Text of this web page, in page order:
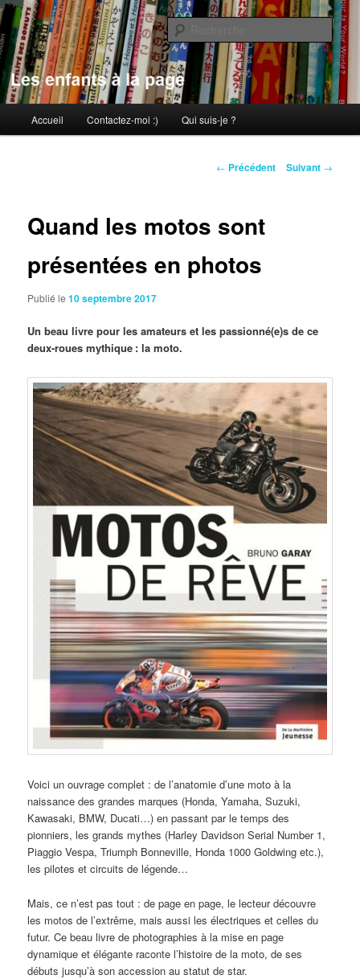
Aller
au
contenu
principalLes enfants à la page
principal
Accueil Contactez-moi :) Qui suis-je ?
Navigation
← Précédent Suivant →
Quand les motos sont
présentées en photos
Publié le10 septembre 2017
Un beau livre pour les amateurs et les passionné(e)s de ce
deux-roues mythique : la moto.
Voici un ouvrage complet : de l’anatomie d’une moto à la
naissance des grandes marques (Honda, Yamaha, Suzuki,
Kawasaki, BMW, Ducati…) en passant par le temps des
pionniers, les grands mythes (Harley Davidson Serial Number 1,
Piaggio Vespa, Triumph Bonneville, Honda 1000 Goldwing etc.),
les pilotes et circuits de légende…
Mais, ce n’est pas tout : de page en page, le lecteur découvre
les motos de l’extrême, mais aussi les électriques et celles du
futur. Ce beau livre de photographies à la mise en page
dynamique et élégante raconte l’histoire de la moto, de ses
débuts jusqu’à son accession au statut de star.